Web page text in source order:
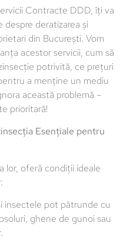
Contracte DDD, îți va
deratizarea și
din București. Vom
acestor servicii, cum să
potrivită, ce prețuri
a menține un mediu
această problemă –
prioritară!
Esențiale pentru
lor, oferă condiții ideale
insectele pot pătrunde cu
ghene de gunoi sau